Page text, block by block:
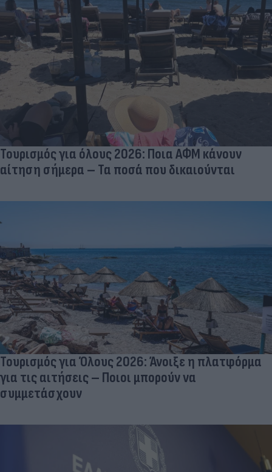
Τουρισμός για όλους 2026: Ποια ΑΦΜ κάνουν
αίτηση σήμερα – Τα ποσά που δικαιούνται
Τουρισμός για Όλους 2026: Άνοιξε η πλατφόρμα
για τις αιτήσεις – Ποιοι μπορούν να
συμμετάσχουν